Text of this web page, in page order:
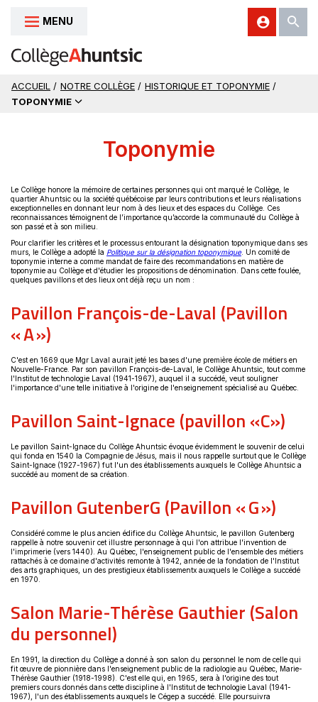
Aller au contenu
MENU
ACCUEIL / NOTRE COLLÈGE / HISTORIQUE ET TOPONYMIE /
TOPONYMIE
Toponymie
Le Collège honore la mémoire de certaines personnes qui ont marqué le Collège, le
quartier Ahuntsic ou la société québécoise par leurs contributions et leurs réalisations
exceptionnelles en donnant leur nom à des lieux et des espaces du Collège. Ces
reconnaissances témoignent de l’importance qu’accorde la communauté du Collège à
son passé et à son milieu.
Pour clarifier les critères et le processus entourant la désignation toponymique dans ses
murs, le Collège a adopté la Politique sur la désignation toponymiqueCe
lien
s'ouvrira
fenêtre
. Un comité de
toponymie interne a comme mandat de faire des recommandations en matière de
toponymie au Collège et d'étudier les propositions de dénomination. Dans cette foulée,
quelques pavillons et des lieux ont déjà reçu un nom :
Pavillon François-de-Laval (Pavillon
« A »)
C'est en 1669 que Mgr Laval aurait jeté les bases d'une première école de métiers en
Nouvelle-France. Par son pavillon François-de-Laval, le Collège Ahuntsic, tout comme
l'Institut de technologie Laval (1941-1967), auquel il a succédé, veut souligner
l'importance d'une telle initiative à l'origine de l'enseignement spécialisé au Québec.
Pavillon Saint-Ignace (pavillon «C»)
Le pavillon Saint-Ignace du Collège Ahuntsic évoque évidemment le souvenir de celui
qui fonda en 1540 la Compagnie de Jésus, mais il nous rappelle surtout que le Collège
Saint-Ignace (1927-1967) fut l'un des établissements auxquels le Collège Ahuntsic a
succédé au moment de sa création.
Pavillon GutenberG (Pavillon « G »)
Considéré comme le plus ancien édifice du Collège Ahuntsic, le pavillon Gutenberg
rappelle à notre souvenir cet illustre personnage à qui l'on attribue l'invention de
l'imprimerie (vers 1440). Au Québec, l'enseignement public de l'ensemble des métiers
rattachés à ce domaine d'activités remonte à 1942, année de la fondation de l'Institut
des arts graphiques, un des prestigieux établissementx auxquels le Collège a succédé
en 1970.
Salon Marie-Thérèse Gauthier (Salon
du personnel)
En 1991, la direction du Collège a donné à son salon du personnel le nom de celle qui
fit œuvre de pionnière dans l'enseignement public de la radiologie au Québec, Marie-
Thérèse Gauthier (1918-1998). C'est elle qui, en 1965, sera à l'origine des tout
premiers cours donnés dans cette discipline à l'Institut de technologie Laval (1941-
1967), l'un des établissements auxquels le Cégep a succédé. Elle poursuivra